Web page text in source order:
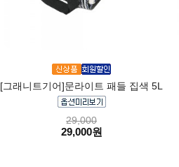
[그래니트기어]문라이트 패들 집색 5L
29,000
29,000원